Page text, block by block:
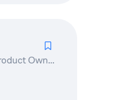
Marketing and PR Expert | Digital Marketing Lead | Product Owner | Writer